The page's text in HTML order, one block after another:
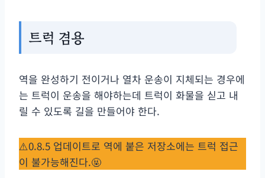
트럭 겸용
역을 완성하기 전이거나 열차 운송이 지체되는 경우에
는 트럭이 운송을 해야하는데 트럭이 화물을 싣고 내
릴 수 있도록 길을 만들어야 한다.
⚠️0.8.5 업데이트로 역에 붙은 저장소에는 트럭 접근
이 불가능해진다.🤬